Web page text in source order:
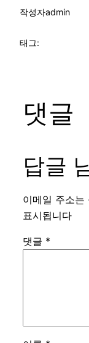
작성자admin
태그:
댓글
답글
이메일 주소는
표시됩니다
댓글 *